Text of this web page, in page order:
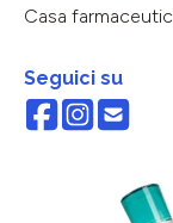
Casa
Seguici su